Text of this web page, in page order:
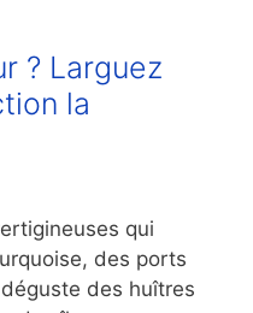
? Larguez
la
qui
des ports
des huîtres